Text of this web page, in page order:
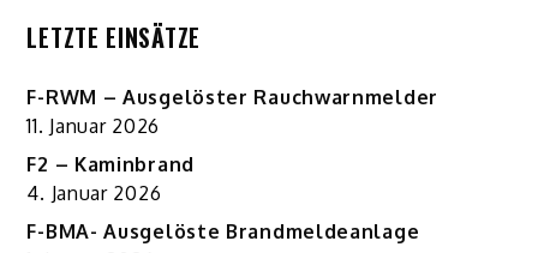
LETZTE EINSÄTZE
F-RWM – Ausgelöster Rauchwarnmelder
11. Januar 2026
F2 – Kaminbrand
4. Januar 2026
F-BMA- Ausgelöste Brandmeldeanlage